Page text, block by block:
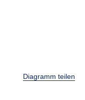
Diagramm teilen